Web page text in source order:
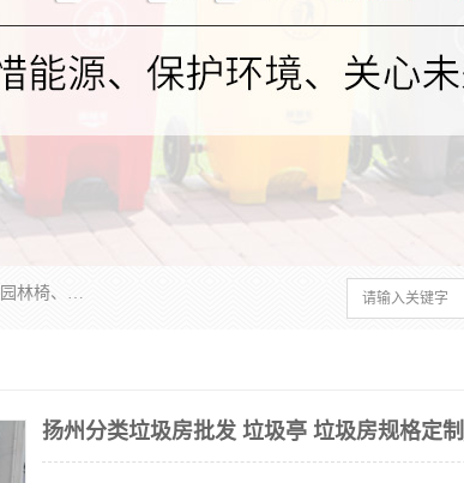
苏州多麦公共设施有限公司是一家苏州垃圾桶厂家，主营：塑料垃圾桶、分类果皮箱、户外园林椅、保安岗亭等产品厂家。全国统一热线电话：17105580222。公司组建完善的团队。设计人员，能根据客户要求，提供适合的设计方案，来满足客户的需求。
扬州分类垃圾房批发 垃圾亭 垃圾房规格定